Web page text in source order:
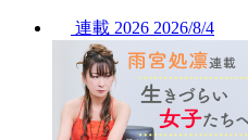
連載 2026 2026/8/4